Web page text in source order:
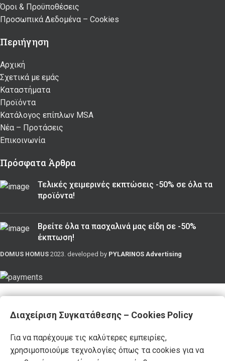
Όροι & Προϋποθέσεις
Προσωπικά Δεδομένα – Cookies
Περιήγηση
Αρχική
Σχετικά με εμάς
Καταστήματα
Προϊόντα
Κατάλογος επίπλων MSA
Nέα – Προτάσεις
Επικοινωνία
Πρόσφατα Άρθρα
Τελικές χειμερινές εκπτώσεις -50% σε όλα τα
προϊόντα!
Βρείτε όλα τα πασχαλινά μας είδη σε -50%
έκπτωση!
DOMUS HOMUS 2023. developed by PYLARINOS Advertising
Διαχείριση Συγκατάθεσης – Cookies Policy
Για να παρέχουμε τις καλύτερες εμπειρίες,
χρησιμοποιούμε τεχνολογίες όπως τα cookies για να